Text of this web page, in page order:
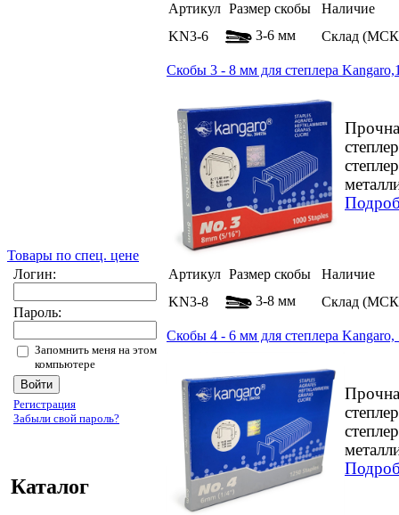
Товары по спец. цене
Логин:
Пароль:
Запомнить меня на этом
компьютере
Регистрация
Забыли свой пароль?
Каталог
Артикул Размер скобы
Наличие
KN3-6
3-6 мм Склад
Скобы 3 - 8 мм для степлера
Артикул Размер скобы
Наличие
KN3-8
3-8 мм Склад
Скобы 4 - 6 мм для степлера